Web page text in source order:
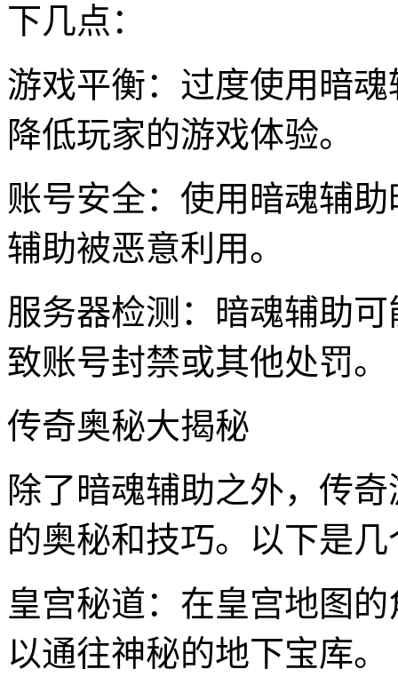
下几点：
游戏平衡：过度使用暗
降低玩家的游戏体验。
账号安全：使用暗魂辅
辅助被恶意利用。
服务器检测：暗魂辅助
致账号封禁或其他处罚。
传奇奥秘大揭秘
除了暗魂辅助之外，传
的奥秘和技巧。以下是
皇宫秘道：在皇宫地图
以通往神秘的地下宝库。